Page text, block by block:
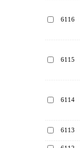
6116
6115
6114
6113